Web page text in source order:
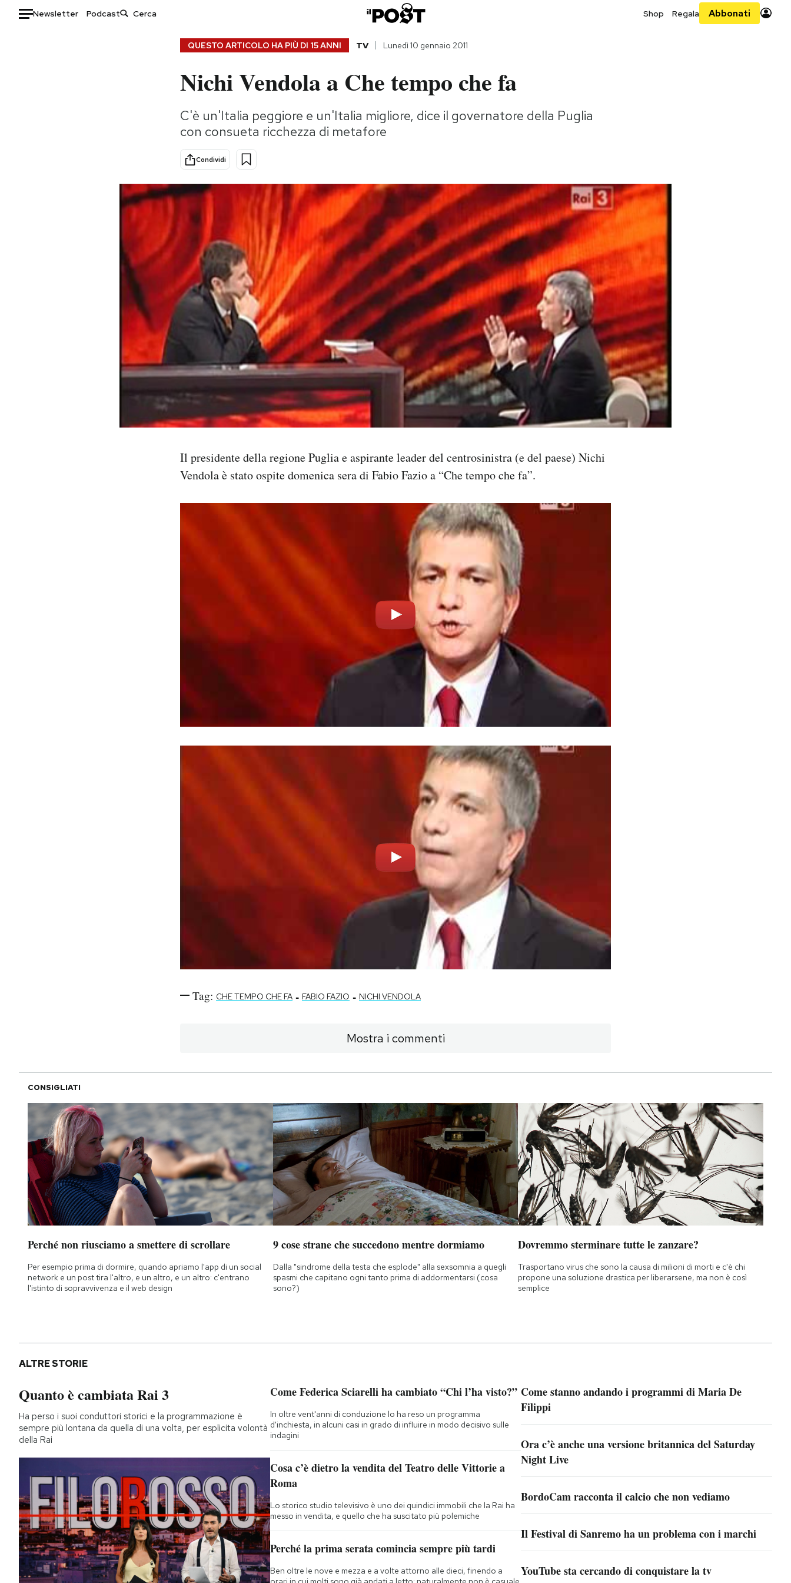
Newsletter Podcast Shop Regala Abbonati
Consumismi
Storie/Idee
Ok Boomer!
Media
Europa
Mondiali calcio 2026
QUESTO ARTICOLO HA PIÙ DI 15 ANNI TV Lunedì 10 gennaio 2011
Nichi Vendola a Che tempo che fa
C'è un'Italia peggiore e un'Italia migliore, dice il governatore della Puglia
con consueta ricchezza di metafore
Condividi
Il presidente della regione Puglia e aspirante leader del centrosinistra (e del paese) Nichi
Vendola è stato ospite domenica sera di Fabio Fazio a “Che tempo che fa”.
Tag: CHE TEMPO CHE FA - FABIO FAZIO - NICHI VENDOLA
Mostra i commenti
CONSIGLIATI
Perché non riusciamo a smettere di scrollare
Per esempio prima di dormire, quando apriamo l'app di un social
network e un post tira l'altro, e un altro, e un altro: c'entrano
l'istinto di sopravvivenza e il web design
9 cose strane che succedono mentre dormiamo
Dalla "sindrome della testa che esplode" alla sexsomnia a quegli
spasmi che capitano ogni tanto prima di addormentarsi (cosa
sono?)
Dovremmo sterminare tutte le zanzare?
Trasportano virus che sono la causa di milioni di morti e c'è chi
propone una soluzione drastica per liberarsene, ma non è così
semplice
ALTRE STORIE
Quanto è cambiata Rai 3
Ha perso i suoi conduttori storici e la programmazione è
sempre più lontana da quella di una volta, per esplicita volontà
della Rai
Come Federica Sciarelli ha cambiato “Chi l’ha visto?”
In oltre vent'anni di conduzione lo ha reso un programma
d'inchiesta, in alcuni casi in grado di influire in modo decisivo sulle
indagini
Cosa c’è dietro la vendita del Teatro delle Vittorie a
Roma
Lo storico studio televisivo è uno dei quindici immobili che la Rai ha
messo in vendita, e quello che ha suscitato più polemiche
Perché la prima serata comincia sempre più tardi
Ben oltre le nove e mezza e a volte attorno alle dieci, finendo a
Come stanno andando i programmi di Maria De
Filippi
Ora c’è anche una versione britannica del Saturday
Night Live
BordoCam racconta il calcio che non vediamo
Il Festival di Sanremo ha un problema con i marchi
YouTube sta cercando di conquistare la tv